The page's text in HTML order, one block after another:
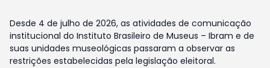
Desde 4 de julho de 2026, as atividades de comunicação
institucional do Instituto Brasileiro de Museus – Ibram e de
suas unidades museológicas passaram a observar as
restrições estabelecidas pela legislação eleitoral.